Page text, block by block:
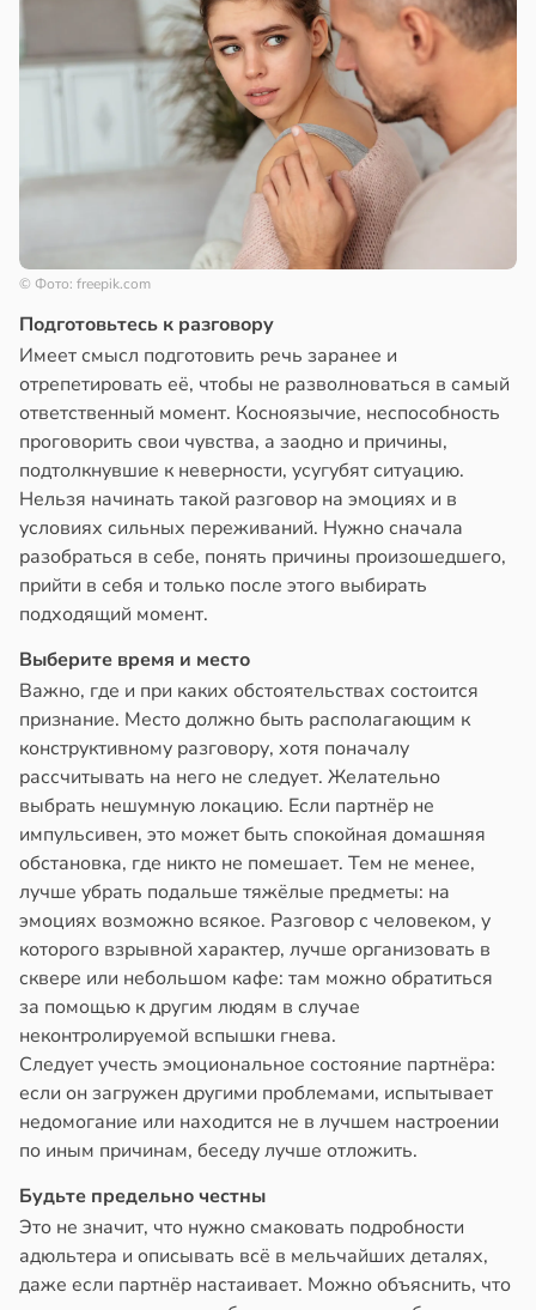
© Фото: freepik.com
Подготовьтесь к разговору
Имеет смысл подготовить речь заранее и
отрепетировать её, чтобы не разволноваться в самый
ответственный момент. Косноязычие, неспособность
проговорить свои чувства, а заодно и причины,
подтолкнувшие к неверности, усугубят ситуацию.
Нельзя начинать такой разговор на эмоциях и в
условиях сильных переживаний. Нужно сначала
разобраться в себе, понять причины произошедшего,
прийти в себя и только после этого выбирать
подходящий момент.
Выберите время и место
Важно, где и при каких обстоятельствах состоится
признание. Место должно быть располагающим к
конструктивному разговору, хотя поначалу
рассчитывать на него не следует. Желательно
выбрать нешумную локацию. Если партнёр не
импульсивен, это может быть спокойная домашняя
обстановка, где никто не помешает. Тем не менее,
лучше убрать подальше тяжёлые предметы: на
эмоциях возможно всякое. Разговор с человеком, у
которого взрывной характер, лучше организовать в
сквере или небольшом кафе: там можно обратиться
за помощью к другим людям в случае
неконтролируемой вспышки гнева.
Следует учесть эмоциональное состояние партнёра:
если он загружен другими проблемами, испытывает
недомогание или находится не в лучшем настроении
по иным причинам, беседу лучше отложить.
Будьте предельно честны
Это не значит, что нужно смаковать подробности
адюльтера и описывать всё в мельчайших деталях,
даже если партнёр настаивает. Можно объяснить, что